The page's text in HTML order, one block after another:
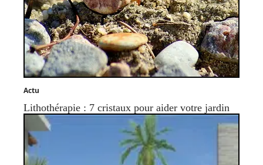
Actu
Lithothérapie : 7 cristaux pour aider votre jardin